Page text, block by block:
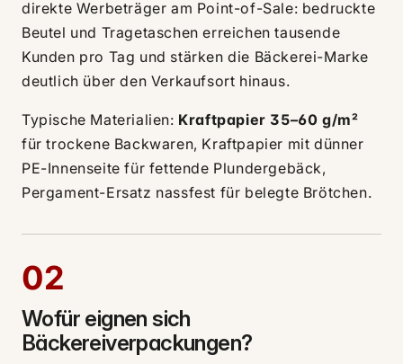
direkte Werbeträger am Point-of-Sale: bedruckte
Beutel und Tragetaschen erreichen tausende
Kunden pro Tag und stärken die Bäckerei-Marke
deutlich über den Verkaufsort hinaus.
Typische Materialien: Kraftpapier 35–60 g/m²
für trockene Backwaren, Kraftpapier mit dünner
PE-Innenseite für fettende Plundergebäck,
Pergament-Ersatz nassfest für belegte Brötchen.
02
Wofür eignen sich
Bäckereiverpackungen?